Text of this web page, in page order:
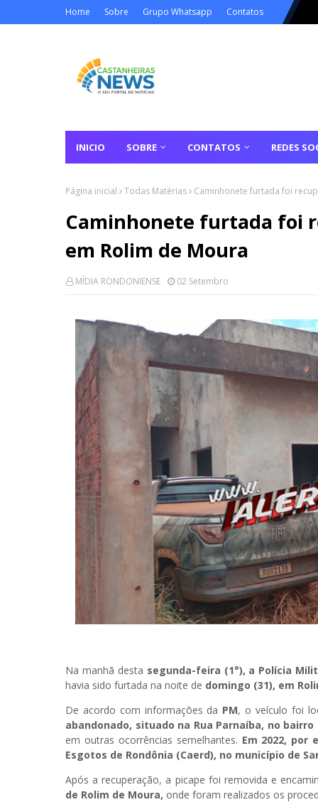
Home Sobre Grupo Whatsapp Contatos
INICIO SOBRE CONTATOS REDES
Página inicial Todas Matérias Caminhonete furtada foi
Caminhonete furtada foi
em Rolim de Moura
MÍDIA RONDONIENSE 02 Setembro
Na manhã desta segunda-feira (1°), a Polícia
havia sido furtada na noite de domingo (31), em
De acordo com informações da PM, o veículo foi
abandonado, situado na Rua Parnaíba, no bairro
em outras ocorrências semelhantes. Em 2022, por
Esgotos de Rondônia (Caerd), no município de
Após a recuperação, a picape foi removida e
de Rolim de Moura, onde foram realizados os